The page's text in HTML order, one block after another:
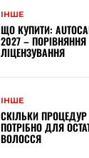
ІНШЕ
ЩО КУПИТИ:
2027 –
ЛІЦЕНЗУВАННЯ
ІНШЕ
СКІЛЬКИ ПРОЦЕДУР
ПОТРІБНО ДЛЯ
ВОЛОССЯ